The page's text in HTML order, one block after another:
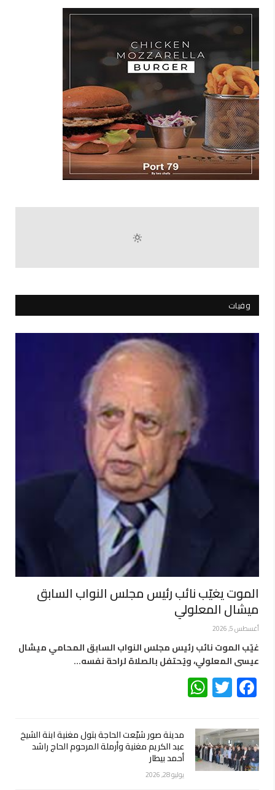
وفيات
الموت يغيّب نائب رئيس مجلس النواب السابق
ميشال المعلولي
أغسطس 5, 2026
غيّب الموت نائب رئيس مجلس النواب السابق المحامي ميشال
عيسى المعلولي، ويُحتفل بالصلاة لراحة نفسه…
Facebook
Twitter
مدينة صور شيّعت الحاجة بتول مغنية ابنة الشيخ
عبد الكريم مغنية وأرملة المرحوم الحاج راشد
أحمد بيطار
يوليو 28, 2026